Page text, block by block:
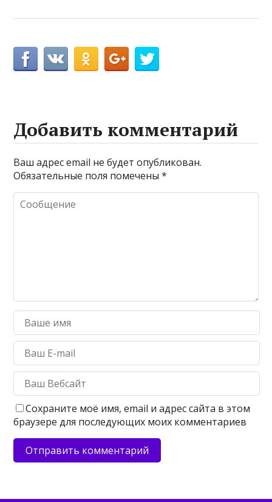
Добавить комментарий
Ваш адрес email не будет опубликован.
Обязательные поля помечены*
Сохраните моё имя, email и адрес сайта в этом
браузере для последующих моих комментариев